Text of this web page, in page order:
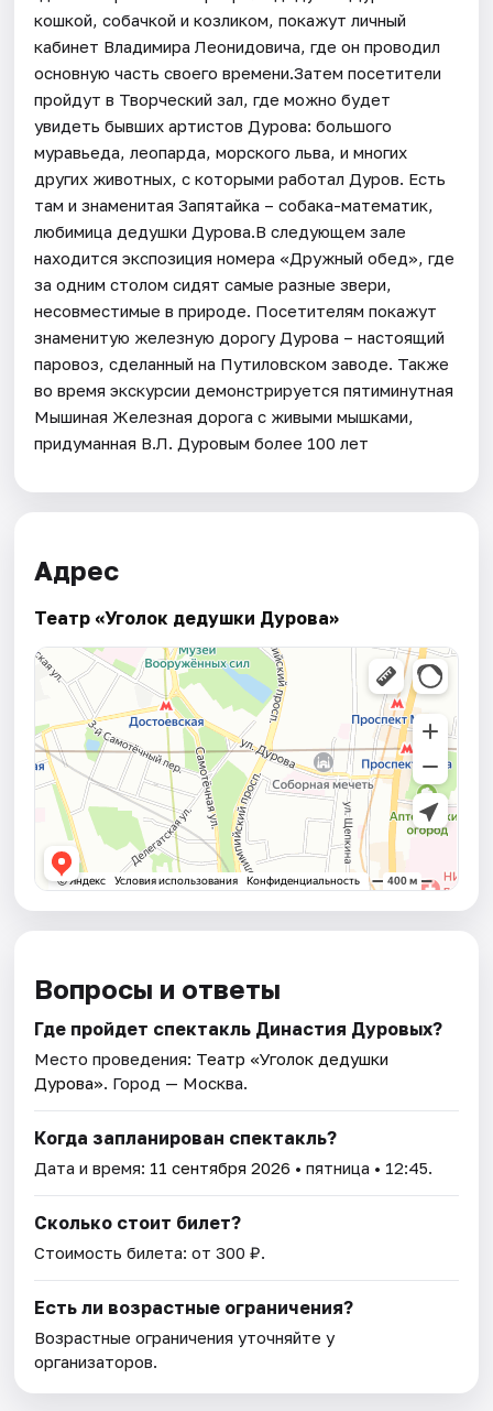
кошкой, собачкой и козликом, покажут личный
кабинет Владимира Леонидовича, где он проводил
основную часть своего времени.Затем посетители
пройдут в Творческий зал, где можно будет
увидеть бывших артистов Дурова: большого
муравьеда, леопарда, морского льва, и многих
других животных, с которыми работал Дуров. Есть
там и знаменитая Запятайка – собака-математик,
любимица дедушки Дурова.В следующем зале
находится экспозиция номера «Дружный обед», где
за одним столом сидят самые разные звери,
несовместимые в природе. Посетителям покажут
знаменитую железную дорогу Дурова – настоящий
паровоз, сделанный на Путиловском заводе. Также
во время экскурсии демонстрируется пятиминутная
Мышиная Железная дорога с живыми мышками,
придуманная В.Л. Дуровым более 100 лет
Адрес
Театр «Уголок дедушки Дурова»
Вопросы и ответы
Где пройдет спектакль Династия Дуровых?
Место проведения: Театр «Уголок дедушки
Дурова». Город — Москва.
Когда запланирован спектакль?
Дата и время: 11 сентября 2026 • пятница • 12:45.
Сколько стоит билет?
Стоимость билета: от 300 ₽.
Есть ли возрастные ограничения?
Возрастные ограничения уточняйте у
организаторов.